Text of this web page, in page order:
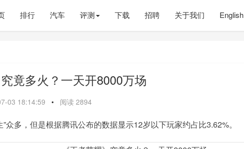
排行 汽车 评测 下载 招聘 关于我们 English
究竟多火？一天开8000万场
03 18:14:59 • 阅读 2894
多，但是根据腾讯公布的数据显示12岁以下玩家约占比3.62%。